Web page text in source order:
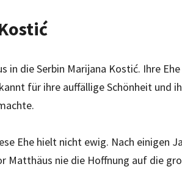
in die Serbin Marijana Kostić. Ihre
für ihre auffällige Schönheit und
Ehe hielt nicht ewig. Nach einigen
Matthäus nie die Hoffnung auf die